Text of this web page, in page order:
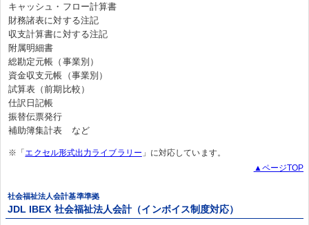
キャッシュ・フロー計算書
財務諸表に対する注記
収支計算書に対する注記
附属明細書
総勘定元帳（事業別）
資金収支元帳（事業別）
試算表（前期比較）
仕訳日記帳
振替伝票発行
補助簿集計表 など
※「エクセル形式出力ライブラリー 」に対応しています。
▲ページTOP
社会福祉法人会計基準準拠
JDL IBEX 社会福祉法人会計（インボイス制度対応）